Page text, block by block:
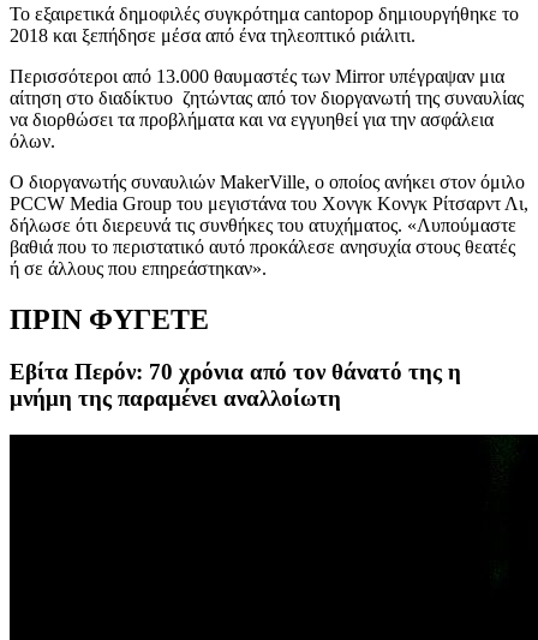
Το εξαιρετικά δημοφιλές συγκρότημα cantopop δημιουργήθηκε το
2018 και ξεπήδησε μέσα από ένα τηλεοπτικό ριάλιτι.
Περισσότεροι από 13.000 θαυμαστές των Mirror υπέγραψαν μια
αίτηση στο διαδίκτυο ζητώντας από τον διοργανωτή της συναυλίας
να διορθώσει τα προβλήματα και να εγγυηθεί για την ασφάλεια
όλων.
Ο διοργανωτής συναυλιών MakerVille, ο οποίος ανήκει στον όμιλο
PCCW Media Group του μεγιστάνα του Χονγκ Κονγκ Ρίτσαρντ Λι,
δήλωσε ότι διερευνά τις συνθήκες του ατυχήματος. «Λυπούμαστε
βαθιά που το περιστατικό αυτό προκάλεσε ανησυχία στους θεατές
ή σε άλλους που επηρεάστηκαν».
ΠΡΙΝ ΦΥΓΕΤΕ
Εβίτα Περόν: 70 χρόνια από τον θάνατό της η
μνήμη της παραμένει αναλλοίωτη